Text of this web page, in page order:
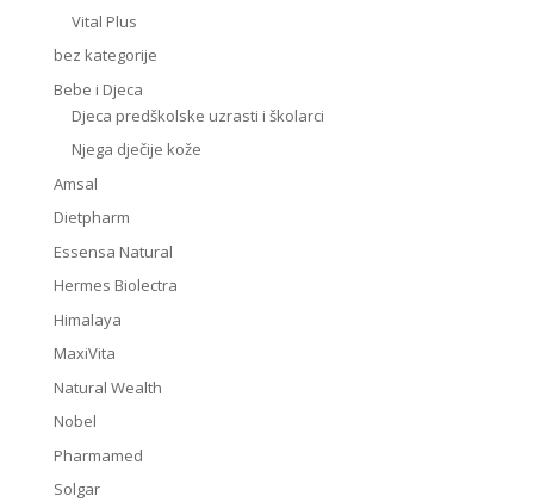
Vital Plus
bez kategorije
Bebe i Djeca
Djeca predškolske uzrasti i školarci
Njega dječije kože
Amsal
Dietpharm
Essensa Natural
Hermes Biolectra
Himalaya
MaxiVita
Natural Wealth
Nobel
Pharmamed
Solgar